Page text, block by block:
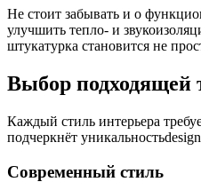
Не стоит забывать и о
улучшить тепло- и
штукатурка становится не
Выбор подходящей
Каждый стиль интерьера
подчеркнёт
Современный стиль